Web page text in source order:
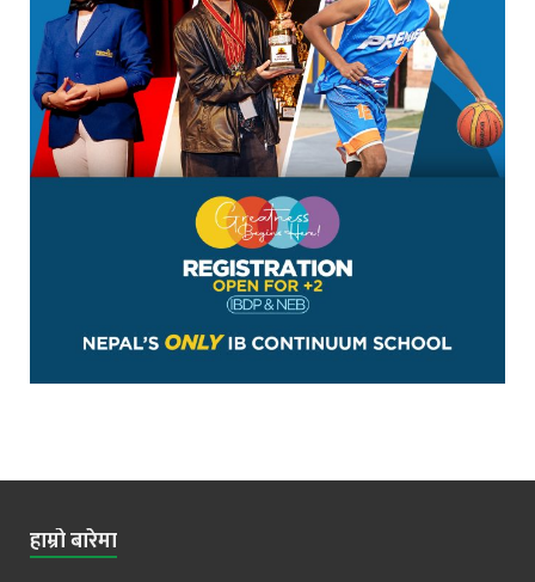
हाम्रो बारेमा